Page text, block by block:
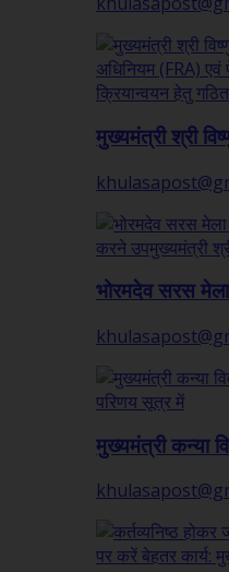
मुख्यमंत्री श्री
भोरमदेव सरस
मुख्यमंत्री कन्या